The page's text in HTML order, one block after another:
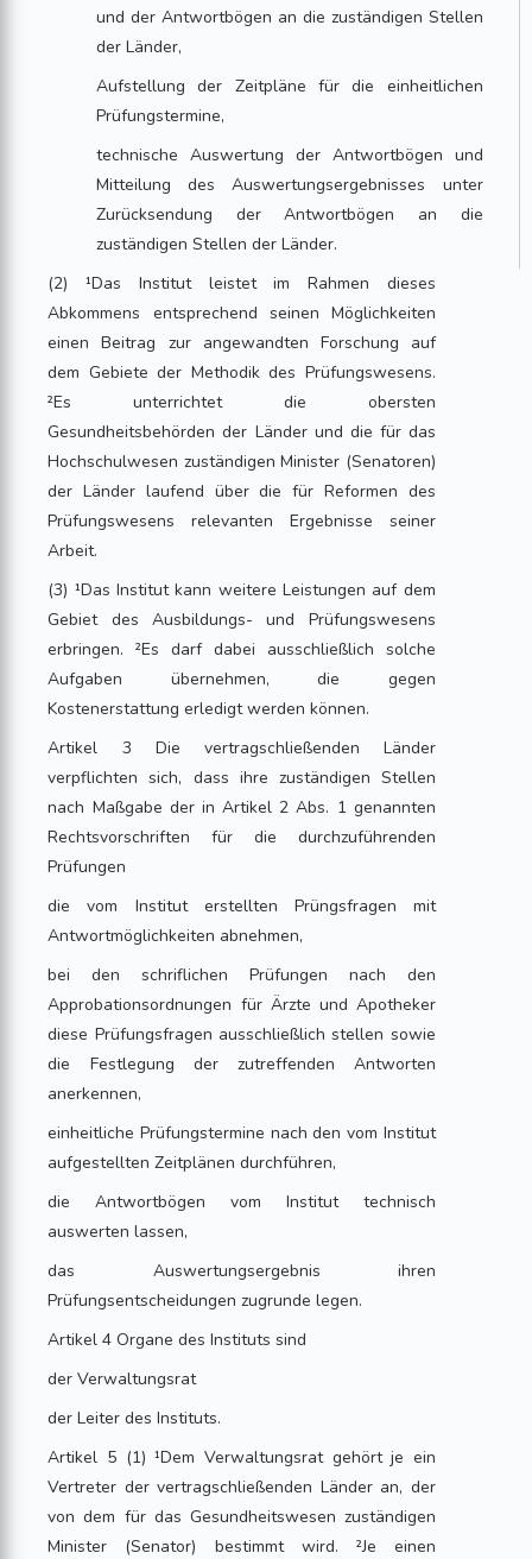
und der Antwortbögen an die zuständigen Stellen
der Länder,
Aufstellung der Zeitpläne für die einheitlichen
Prüfungstermine,
technische Auswertung der Antwortbögen und
Mitteilung des Auswertungsergebnisses unter
Zurücksendung der Antwortbögen an die
zuständigen Stellen der Länder.
(2) ¹Das Institut leistet im Rahmen dieses
Abkommens entsprechend seinen Möglichkeiten
einen Beitrag zur angewandten Forschung auf
dem Gebiete der Methodik des Prüfungswesens.
²Es unterrichtet die obersten
Gesundheitsbehörden der Länder und die für das
Hochschulwesen zuständigen Minister (Senatoren)
der Länder laufend über die für Reformen des
Prüfungswesens relevanten Ergebnisse seiner
Arbeit.
(3) ¹Das Institut kann weitere Leistungen auf dem
Gebiet des Ausbildungs- und Prüfungswesens
erbringen. ²Es darf dabei ausschließlich solche
Aufgaben übernehmen, die gegen
Kostenerstattung erledigt werden können.
Artikel 3 Die vertragschließenden Länder
verpflichten sich, dass ihre zuständigen Stellen
nach Maßgabe der in Artikel 2 Abs. 1 genannten
Rechtsvorschriften für die durchzuführenden
Prüfungen
die vom Institut erstellten Prüngsfragen mit
Antwortmöglichkeiten abnehmen,
bei den schriflichen Prüfungen nach den
Approbationsordnungen für Ärzte und Apotheker
diese Prüfungsfragen ausschließlich stellen sowie
die Festlegung der zutreffenden Antworten
anerkennen,
einheitliche Prüfungstermine nach den vom Institut
aufgestellten Zeitplänen durchführen,
die Antwortbögen vom Institut technisch
auswerten lassen,
das Auswertungsergebnis ihren
Prüfungsentscheidungen zugrunde legen.
Artikel 4 Organe des Instituts sind
der Verwaltungsrat
der Leiter des Instituts.
Artikel 5 (1) ¹Dem Verwaltungsrat gehört je ein
Vertreter der vertragschließenden Länder an, der
von dem für das Gesundheitswesen zuständigen
Minister (Senator) bestimmt wird. ²Je einen